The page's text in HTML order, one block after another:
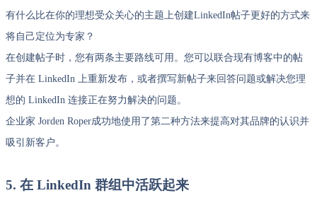
有什么比在你的理想受众关心的主题上创建LinkedIn帖子更好的方式来
将自己定位为专家？
在创建帖子时，您有两条主要路线可用。您可以联合现有博客中的帖
子并在 LinkedIn 上重新发布，或者撰写新帖子来回答问题或解决您理
想的 LinkedIn 连接正在努力解决的问题。
企业家 Jorden Roper成功地使用了第二种方法来提高对其品牌的认识并
吸引新客户。
5. 在 LinkedIn 群组中活跃起来